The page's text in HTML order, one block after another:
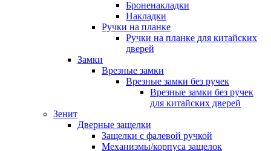
Броненакладки
Накладки
Ручки на планке
Ручки на планке для китайских
дверей
Замки
Врезные замки
Врезные замки без ручек
Врезные замки без ручек
для китайских дверей
Зенит
Дверные защелки
Защелки с фалевой ручкой
Механизмы/корпуса защелок